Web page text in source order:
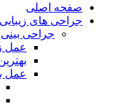
صفحه اصلی
جراحی های زیبایی
جراحی بینی
عمل
عمل